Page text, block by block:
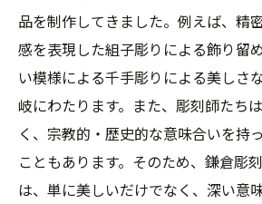
品を制作してきました。例えば、精
感を表現した組子彫りによる飾り留
い模様による千手彫りによる美しさ
岐にわたります。また、彫刻師たち
く、宗教的・歴史的な意味合いを持
こともあります。そのため、鎌倉彫
は、単に美しいだけでなく、深い意